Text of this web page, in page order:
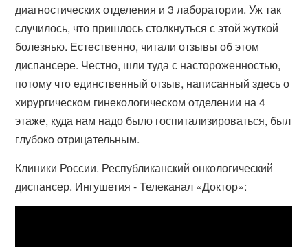
диагностических отделения и 3 лаборатории. Уж так
случилось, что пришлось столкнуться с этой жуткой
болезнью. Естественно, читали отзывы об этом
диспансере. Честно, шли туда с настороженностью,
потому что единственный отзыв, написанный здесь о
хирургическом гинекологическом отделении на 4
этаже, куда нам надо было госпитализироваться, был
глубоко отрицательным.
Клиники России. Республиканский онкологический
диспансер. Ингушетия - Телеканал «Доктор»: